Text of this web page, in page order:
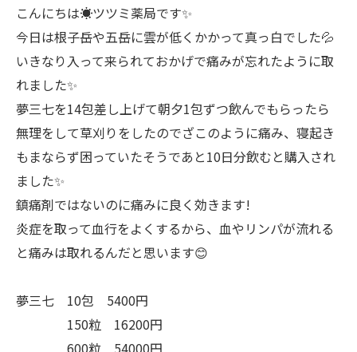
こんにちは☀ツツミ薬局です✨
今日は根子岳や五岳に雲が低くかかって真っ白でした💦
いきなり入って来られておかげで痛みが忘れたように取
れました✨
夢三七を14包差し上げて朝夕1包ずつ飲んでもらったら
無理をして草刈りをしたのでざこのように痛み、寝起き
もまならず困っていたそうであと10日分飲むと購入され
ました✨
鎮痛剤ではないのに痛みに良く効きます!
炎症を取って血行をよくするから、血やリンパが流れる
と痛みは取れるんだと思います😊
夢三七 10包 5400円
150粒 16200円
600粒 54000円